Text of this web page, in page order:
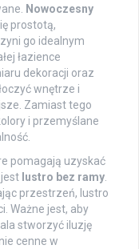
Nowoczesny
prostotą,
go idealnym
łazience
dekoracji oraz
wnętrze i
Zamiast tego
i przemyślane
pomagają uzyskać
lustro bez ramy
przestrzeń, lustro
Ważne jest, aby
stworzyć iluzję
cenne w